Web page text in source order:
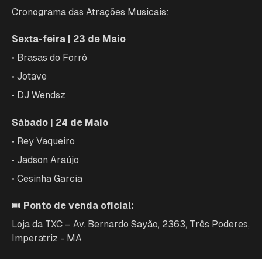
Cronograma das Atrações Musicais:
Sexta-feira | 23 de Maio
• Brasas do Forró
• Jotave
• DJ Wendsz
Sábado | 24 de Maio
• Rey Vaqueiro
• Jadson Araújo
• Cesinha Garcia
🎟️ Ponto de venda oficial:
Loja da TXC – Av. Bernardo Sayão, 2363, Três Poderes,
Imperatriz - MA